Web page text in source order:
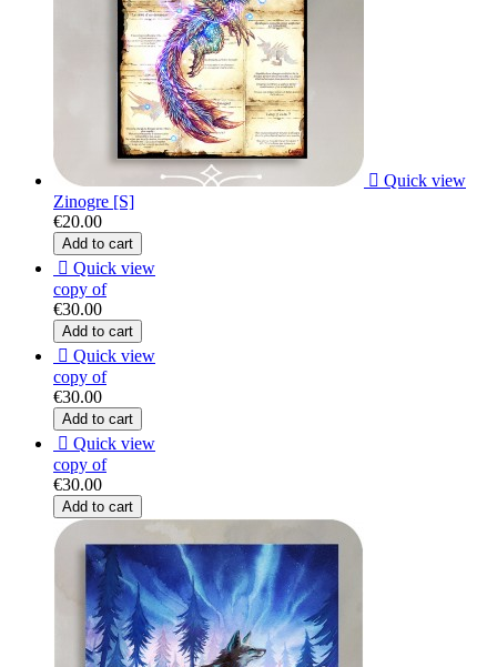
 Quick view
Zinogre [S]
€20.00
Add to cart
 Quick view
copy of
€30.00
Add to cart
 Quick view
copy of
€30.00
Add to cart
 Quick view
copy of
€30.00
Add to cart